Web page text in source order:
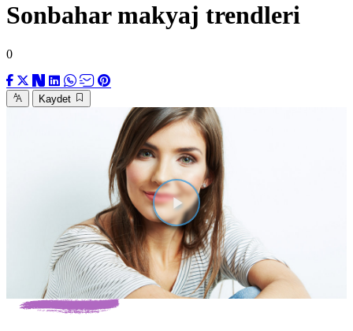
Sonbahar makyaj trendleri
0
Kaydet
Videoyu
Oynat